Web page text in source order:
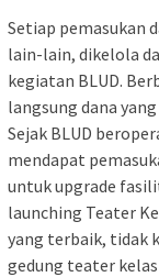
Setiap pemasukan
lain-lain, dikelola
kegiatan BLUD.
langsung dana
Sejak BLUD
mendapat
untuk upgrade
launching Teater
yang terbaik, tidak
gedung teater kelas